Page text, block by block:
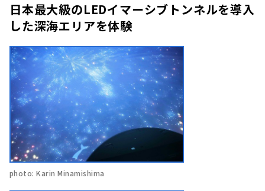
日本最大級のLEDイマーシブトンネルを導入
した深海エリアを体験
photo: Karin Minamishima